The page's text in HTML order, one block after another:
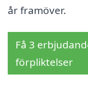
år framöver.
Få 3
förpliktelser